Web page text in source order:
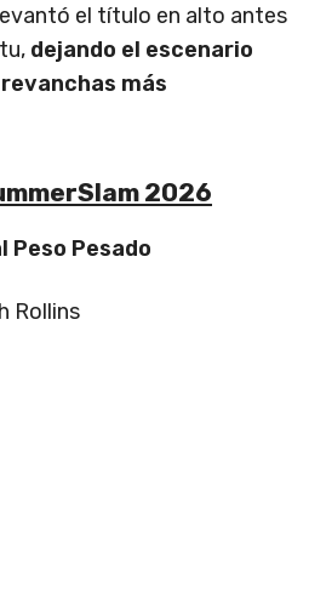
el título en alto antes
dejando el escenario
más
2026
Peso Pesado
Rollins